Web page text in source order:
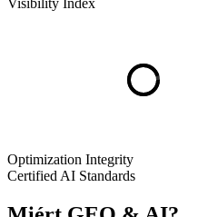
Optimization Integrity
Certified AI Standards